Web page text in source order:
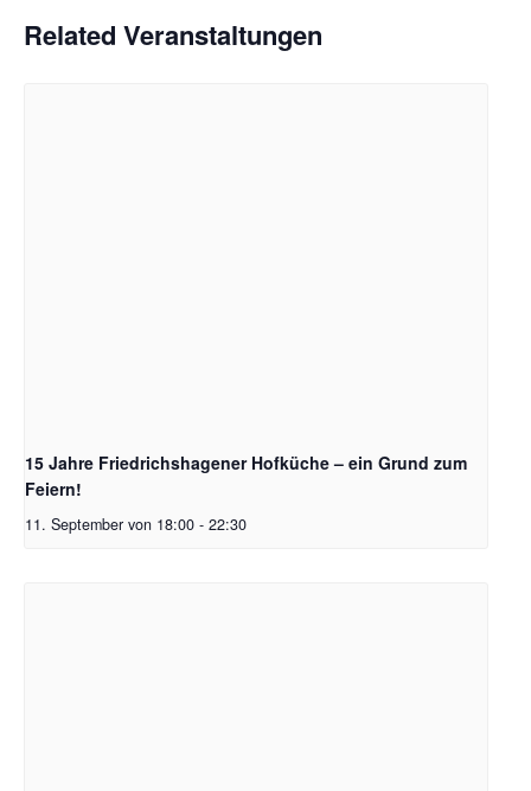
Related Veranstaltungen
15 Jahre Friedrichshagener Hofküche – ein Grund zum
Feiern!
11. September von 18:00 - 22:30